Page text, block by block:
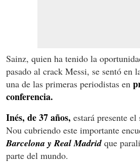
Sainz, quien ha tenido la
pasado al crack Messi, se sentó en
una de las primeras periodistas en
conferencia.
Inés, de 37 años, estará presente
Nou cubriendo este importante
Barcelona y Real Madridque
parte del mundo.